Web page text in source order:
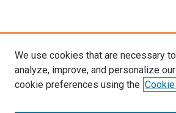
We use cookies that are necessary
analyze, improve, and personalize
cookie preferences using the